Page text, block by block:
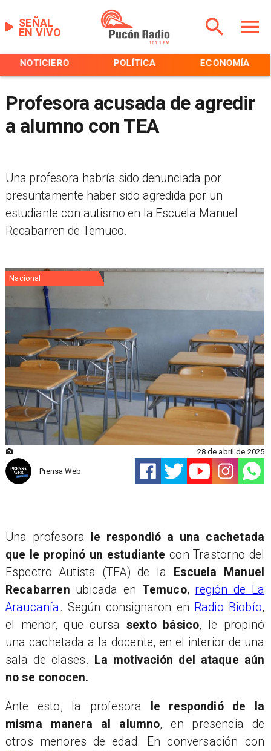
EN VIVO
SEÑAL
NOTICIERO POLÍTICA ECONOMÍA
Profesora acusada de agredir
a alumno con TEA
Una profesora habría sido denunciada por
presuntamente haber sido agredida por un
estudiante con autismo en la Escuela Manuel
Recabarren de Temuco.
Nacional
Prensa Web
28 de abril de 2025
Una profesora
le respondió a una cachetada
que le propinó un estudiantecon Trastorno del
Espectro Autista (TEA) de la
Escuela Manuel
Recabarren ubicada en Temuco, región de La
Araucanía . Según consignaron en Radio Biobío,
el menor, que cursa sexto básico, le propinó
una cachetada a la docente, en el interior de una
sala de clases.
La motivación del ataque aún
no se conocen.
Ante esto, la profesora le respondió de la
misma manera al alumno, en presencia de
otros menores de edad. En conversación con